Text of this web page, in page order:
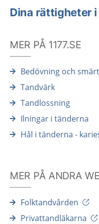
Dina rättigheter
MER PÅ 1177.SE
Bedövning och
Tandvärk
Tandlossning
Ilningar i tänderna
Hål i tänderna -
MER PÅ ANDRA
Folktandvården
Privattandläkarna